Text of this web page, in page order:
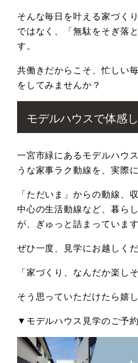
そんな毎日を叶える家づく
ではなく、「無駄をそぎ落
す。
共働きだからこそ、忙しい
をしてみませんか？
モデルハウスで体感
一宮市緑にあるモデルハウ
うな家事ラク動線を、実際
「ただいま」からの動線、
中心の生活動線など、暮ら
が、ぎゅっと詰まっています
ぜひ一度、見学にお越しくだ
「家づくり、なんだか楽し
そう思っていただけたら嬉し
▼モデルハウス見学のご予